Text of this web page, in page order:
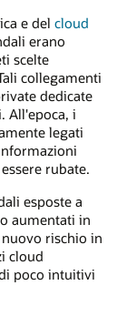
e del cloud
erano
scelte
collegamenti
dedicate
All'epoca, i
legati
rubate.
esposte a
aumentati in
rischio in
cloud
poco intuitivi